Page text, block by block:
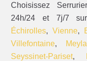
Choisissez
24h/24 et 7j/7
Échirolles,Vienne,
Villefontaine,
Seyssinet-Pariset,